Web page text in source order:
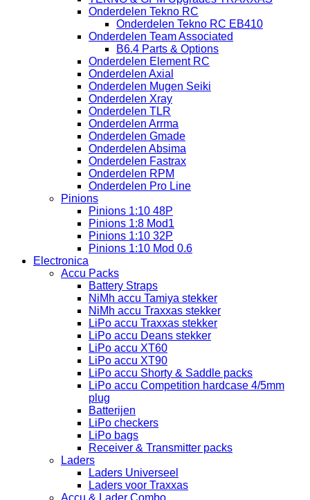
Onderdelen Tekno RC
Onderdelen Tekno RC EB410
Onderdelen Team Associated
B6.4 Parts & Options
Onderdelen Element RC
Onderdelen Axial
Onderdelen Mugen Seiki
Onderdelen Xray
Onderdelen TLR
Onderdelen Arrma
Onderdelen Gmade
Onderdelen Absima
Onderdelen Fastrax
Onderdelen RPM
Onderdelen Pro Line
Pinions
Pinions 1:10 48P
Pinions 1:8 Mod1
Pinions 1:10 32P
Pinions 1:10 Mod 0.6
Electronica
Accu Packs
Battery Straps
NiMh accu Tamiya stekker
NiMh accu Traxxas stekker
LiPo accu Traxxas stekker
LiPo accu Deans stekker
LiPo accu XT60
LiPo accu XT90
LiPo accu Shorty & Saddle packs
LiPo accu Competition hardcase 4/5mm
plug
Batterijen
LiPo checkers
LiPo bags
Receiver & Transmitter packs
Laders
Laders Universeel
Laders voor Traxxas
Accu & Lader Combo